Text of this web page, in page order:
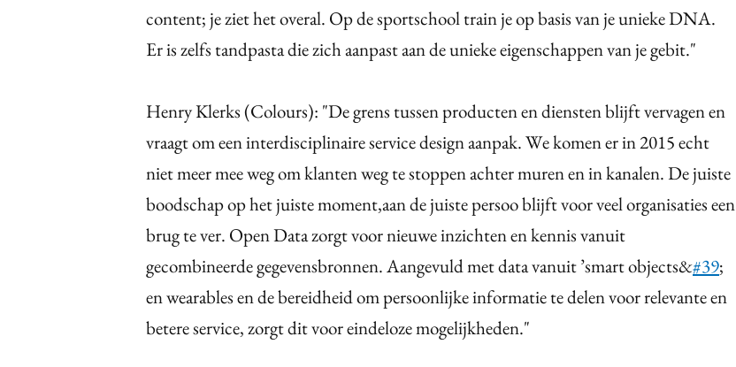
content; je ziet het overal. Op de sportschool train je op basis van je unieke DNA.
Er is zelfs tandpasta die zich aanpast aan de unieke eigenschappen van je gebit."
Henry Klerks (Colours): "De grens tussen producten en diensten blijft vervagen en
vraagt om een interdisciplinaire service design aanpak. We komen er in 2015 echt
niet meer mee weg om klanten weg te stoppen achter muren en in kanalen. De juiste
boodschap op het juiste moment,aan de juiste persoo blijft voor veel organisaties een
brug te ver. Open Data zorgt voor nieuwe inzichten en kennis vanuit
gecombineerde gegevensbronnen. Aangevuld met data vanuit ’smart objects&#39;
en wearables en de bereidheid om persoonlijke informatie te delen voor relevante en
betere service, zorgt dit voor eindeloze mogelijkheden."